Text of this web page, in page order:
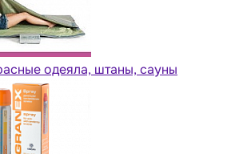
одеяла, штаны, сауны